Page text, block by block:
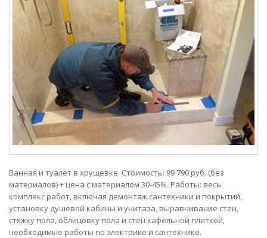
Ванная и туалет в хрущевке. Стоимость: 99 790 руб. (без
материалов) + цена с материалом 30-45%. Работы: весь
комплекс работ, включая демонтаж сантехники и покрытий,
установку душевой кабины и унитаза, выравнивание стен,
стяжку пола, облицовку пола и стен кафельной плиткой,
необходимые работы по электрике и сантехнике.